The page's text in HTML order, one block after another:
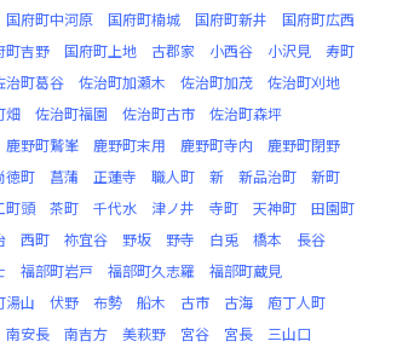
国府町中河原 国府町楠城 国府町新井
国府町広西
町吉野 国府町上地 古郡家 小西谷 小沢見
寿町
治町葛谷 佐治町加瀬木 佐治町加茂
佐治町刈地
畑 佐治町福園 佐治町古市
佐治町森坪
鹿野町鷲峯 鹿野町末用 鹿野町寺内
鹿野町閉野
徳町 菖蒲 正蓮寺 職人町 新 新品治町
新町
町頭 茶町 千代水 津ノ井 寺町 天神町
田園町
西町 祢宜谷 野坂 野寺 白兎 橋本
長谷
福部町岩戸 福部町久志羅
福部町蔵見
湯山 伏野 布勢 船木 古市 古海
庖丁人町
南安長 南吉方 美萩野 宮谷 宮長
三山口